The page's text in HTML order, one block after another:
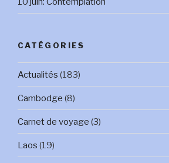
CATÉGORIES
Actualités (183)
Cambodge (8)
Carnet de voyage (3)
Laos (19)